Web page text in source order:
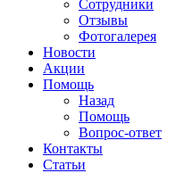
Сотрудники
Отзывы
Фотогалерея
Новости
Акции
Помощь
Назад
Помощь
Вопрос-ответ
Контакты
Статьи